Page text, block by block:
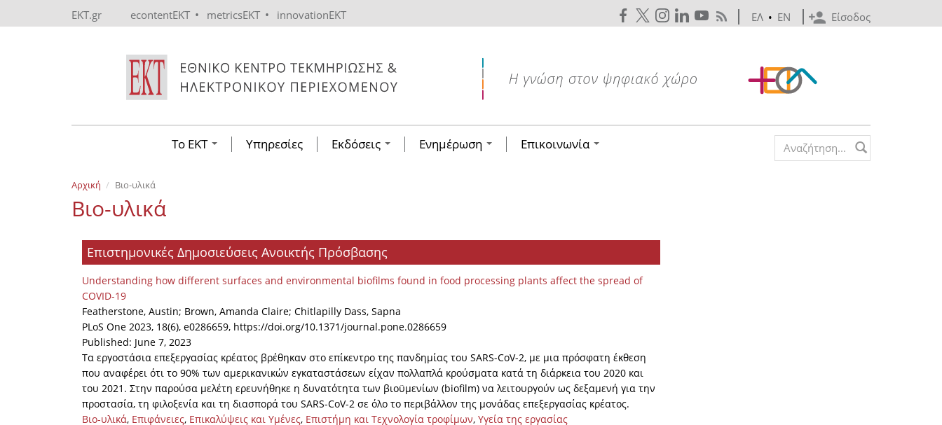
EKT.gr econtentEKT • metricsEKT • innovationEKT Είσοδος
ΕΛ • EN
Το ΕΚΤ Υπηρεσίες Εκδόσεις Ενημέρωση Επικοινωνία Search form
Αρχική Βιο-υλικά
Βιο-υλικά
Επιστημονικές Δημοσιεύσεις Ανοικτής Πρόσβασης
Understanding how different surfaces and environmental biofilms found in food processing plants affect the spread of
COVID-19
Featherstone, Austin; Brown, Amanda Claire; Chitlapilly Dass, Sapna
PLoS One 2023, 18(6), e0286659, https://doi.org/10.1371/journal.pone.0286659
Published: June 7, 2023
Τα εργοστάσια επεξεργασίας κρέατος βρέθηκαν στο επίκεντρο της πανδημίας του SARS-CoV-2, με μια πρόσφατη έκθεση
που αναφέρει ότι το 90% των αμερικανικών εγκαταστάσεων είχαν πολλαπλά κρούσματα κατά τη διάρκεια του 2020 και
του 2021. Στην παρούσα μελέτη ερευνήθηκε η δυνατότητα των βιοϋμενίων (biofilm) να λειτουργούν ως δεξαμενή για την
προστασία, τη φιλοξενία και τη διασπορά του SARS-CoV-2 σε όλο το περιβάλλον της μονάδας επεξεργασίας κρέατος.
Βιο-υλικά, Επιφάνειες, Επικαλύψεις και Υμένες, Επιστήμη και Τεχνολογία τροφίμων, Υγεία της εργασίας